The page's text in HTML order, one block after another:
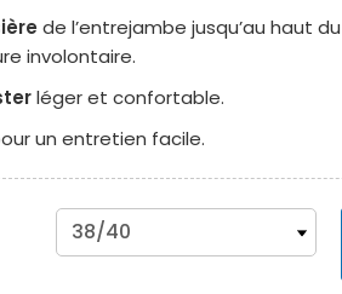
de l’entrejambe jusqu’au haut
involontaire.
léger et confortable.
un entretien facile.